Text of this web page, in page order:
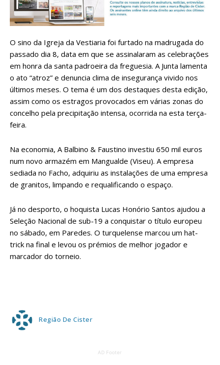
O sino da Igreja da Vestiaria foi furtado na madrugada do
passado dia 8, data em que se assinalaram as celebrações
em honra da santa padroeira da freguesia. A Junta lamenta
o ato “atroz” e denuncia clima de insegurança vivido nos
últimos meses. O tema é um dos destaques desta edição,
assim como os estragos provocados em várias zonas do
concelho pela precipitação intensa, ocorrida na esta terça-
feira.
Na economia, A Balbino & Faustino investiu 650 mil euros
num novo armazém em Mangualde (Viseu). A empresa
sediada no Facho, adquiriu as instalações de uma empresa
de granitos, limpando e requalificando o espaço.
Já no desporto, o hoquista Lucas Honório Santos ajudou a
Seleção Nacional de sub-19 a conquistar o título europeu
no sábado, em Paredes. O turquelense marcou um hat-
trick na final e levou os prémios de melhor jogador e
marcador do torneio.
Região De Cister
AD Footer